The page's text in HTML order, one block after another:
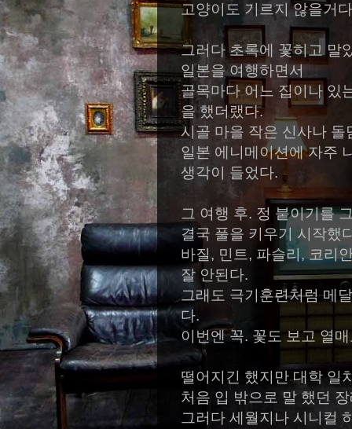
고양이도 기르지 않을거
그러다 초록에 꽃히고 말
일본을 여행하면서
골목마다 어느 집이나 있
을 했더랬다.
시골 마을 작은 신사나
일본 에니메이션에 자주
생각이 들었다.
그 여행 후. 정 붙이기를
결국 풀을 키우기 시작했
바질, 민트, 파슬리, 코리
잘 안된다.
그래도 극기훈련처럼 메
다.
이번엔 꼭. 꽃도 보고 열
떨어지긴 했지만 대학 일
처음 입 밖으로 말 했던
그러다 세월지나 시니컬